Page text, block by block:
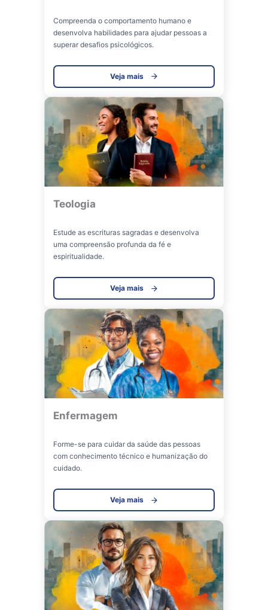
Compreenda o comportamento humano e
desenvolva habilidades para ajudar pessoas a
superar desafios psicológicos.
Veja mais
Teologia
Estude as escrituras sagradas e desenvolva
uma compreensão profunda da fé e
espiritualidade.
Veja mais
Enfermagem
Forme-se para cuidar da saúde das pessoas
com conhecimento técnico e humanização do
cuidado.
Veja mais